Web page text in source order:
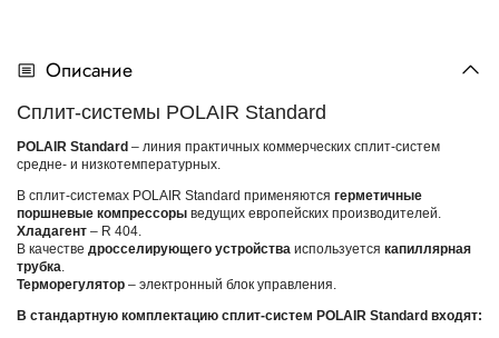
Описание
Сплит-системы POLAIR Standard
POLAIR Standard – линия практичных коммерческих сплит-систем
средне- и низкотемпературных.
В сплит-системах POLAIR Standard применяются герметичные
поршневые компрессоры ведущих европейских производителей.
Хладагент – R 404.
В качестве дросселирующего устройства используется капиллярная
трубка.
Терморегулятор – электронный блок управления.
В стандартную комплектацию сплит-систем POLAIR Standard входят: